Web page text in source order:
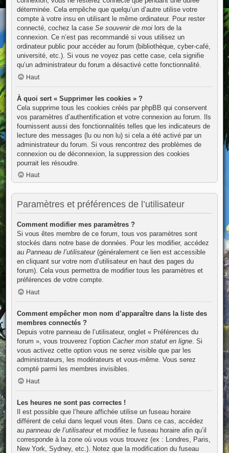
déterminée. Cela empêche que quelqu’un d’autre utilise votre
compte à votre insu en utilisant le même ordinateur. Pour rester
connecté, cochez la case Se souvenir de moilors de la
connexion. Ce n’est pas recommandé si vous utilisez un
ordinateur public pour accéder au forum (bibliothèque, cyber-café,
université, etc.). Si vous ne voyez pas cette case, cela signifie
qu’un administrateur du forum a désactivé cette fonctionnalité.
Haut
À quoi sert « Supprimer les cookies » ?
Cela supprime tous les cookies créés par phpBB qui conservent
vos paramètres d’authentification et votre connexion au forum. Ils
fournissent aussi des fonctionnalités telles que les indicateurs de
lecture des messages (lu ou non lu) si cela a été activé par un
administrateur du forum. Si vous rencontrez des problèmes de
connexion ou de déconnexion, la suppression des cookies
pourrait les résoudre.
Haut
Paramètres et préférences de l’utilisateur
Comment modifier mes paramètres ?
Si vous êtes membre de ce forum, tous vos paramètres sont
stockés dans notre base de données. Pour les modifier, accédez
au Panneau de l’utilisateur(généralement ce lien est accessible
en cliquant sur votre nom d’utilisateur en haut des pages du
forum). Cela vous permettra de modifier tous les paramètres et
préférences de votre compte.
Haut
Comment empêcher mon nom d’apparaître dans la liste des
membres connectés ?
Depuis votre panneau de l’utilisateur, onglet « Préférences du
forum », vous trouverez l’option Cacher mon statut en ligne. Si
vous activez cette option vous ne serez visible que par les
administrateurs, les modérateurs et vous-même. Vous serez
compté parmi les membres invisibles.
Haut
Les heures ne sont pas correctes !
Il est possible que l’heure affichée utilise un fuseau horaire
différent de celui dans lequel vous êtes. Dans ce cas, accédez
au panneau de l’utilisateuret modifiez le fuseau horaire afin qu’il
corresponde à la zone où vous vous trouvez (ex : Londres, Paris,
New York, Sydney, etc.). Notez que la modification du fuseau